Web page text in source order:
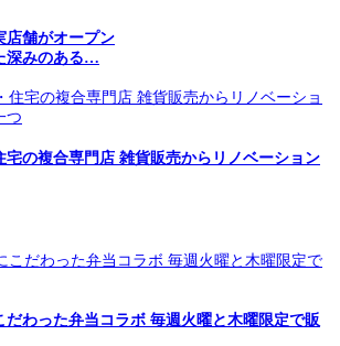
店舗がオープン
深みのある…
宅の複合専門店 雑貨販売からリノベーション
だわった弁当コラボ 毎週火曜と木曜限定で販